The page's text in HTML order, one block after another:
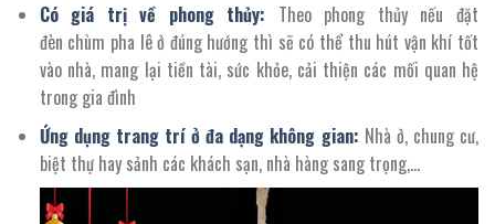
Có giá trị về phong thủy: Theo phong thủy nếu đặt
đèn chùm pha lê ở đúng hướng thì sẽ có thể thu hút vận khí tốt
vào nhà, mang lại tiền tài, sức khỏe, cải thiện các mối quan hệ
trong gia đình
Ứng dụng trang trí ở đa dạng không gian: Nhà ở, chung cư,
biệt thự hay sảnh các khách sạn, nhà hàng sang trọng,…